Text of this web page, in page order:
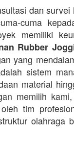
dan
cuma
memiliki
Rubber
yang
sistem
material
memilih
tim
olahraga